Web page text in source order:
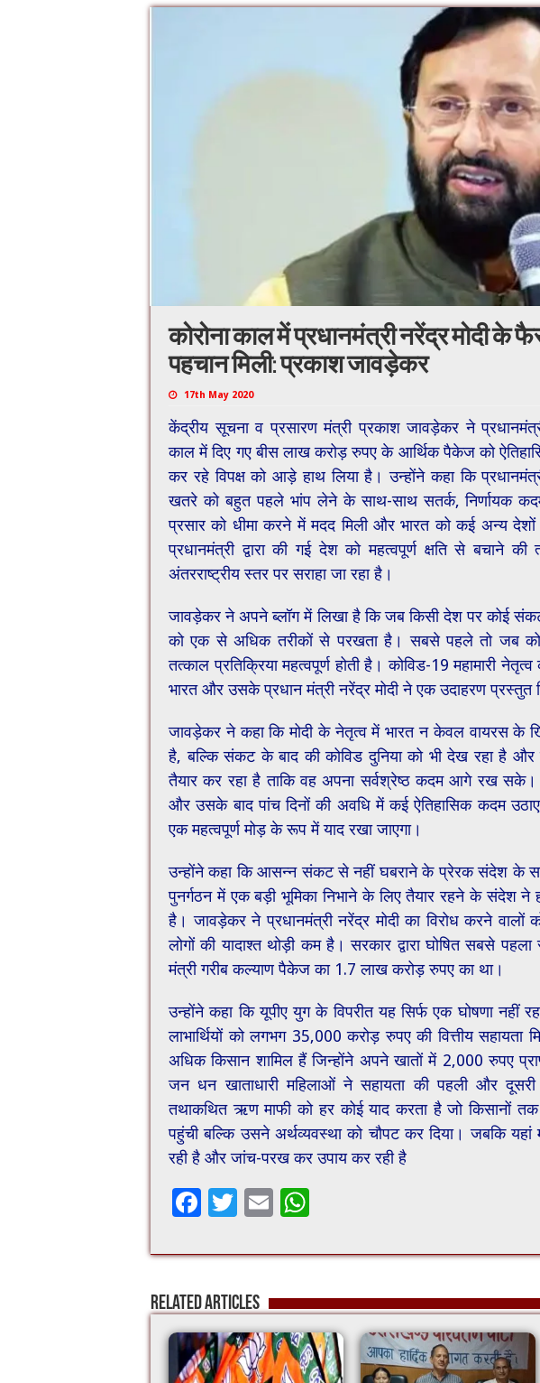
कोरोना काल में प्रधानमंत्री नरेंद्र मोदी
पहचान मिली: प्रकाश जावड़ेकर
17th May 2020
केंद्रीय सूचना व प्रसारण मंत्री प्रकाश जावड़ेकर ने
काल में दिए गए बीस लाख करोड़ रुपए के आर्थिक पैकेज को
कर रहे विपक्ष को आड़े हाथ लिया है। उन्होंने कहा कि
खतरे को बहुत पहले भांप लेने के साथ-साथ सतर्क, निर्णायक
प्रसार को धीमा करने में मदद मिली और भारत को कई अन्य
प्रधानमंत्री द्वारा की गई देश को महत्वपूर्ण क्षति से बचाने की
अंतरराष्ट्रीय स्तर पर सराहा जा रहा है।
जावड़ेकर ने अपने ब्लॉग में लिखा है कि जब किसी देश पर कोई
को एक से अधिक तरीकों से परखता है। सबसे पहले तो जब
तत्काल प्रतिक्रिया महत्वपूर्ण होती है। कोविड-19 महामारी नेतृत्व
भारत और उसके प्रधान मंत्री नरेंद्र मोदी ने एक उदाहरण प्रस्तुत
जावड़ेकर ने कहा कि मोदी के नेतृत्व में भारत न केवल वायरस के
है, बल्कि संकट के बाद की कोविड दुनिया को भी देख रहा है और
तैयार कर रहा है ताकि वह अपना सर्वश्रेष्ठ कदम आगे रख सके।
और उसके बाद पांच दिनों की अवधि में कई ऐतिहासिक कदम
एक महत्वपूर्ण मोड़ के रूप में याद रखा जाएगा।
उन्होंने कहा कि आसन्न संकट से नहीं घबराने के प्रेरक संदेश के
पुनर्गठन में एक बड़ी भूमिका निभाने के लिए तैयार रहने के संदेश ने
है। जावड़ेकर ने प्रधानमंत्री नरेंद्र मोदी का विरोध करने
लोगों की यादाश्त थोड़ी कम है। सरकार द्वारा घोषित सबसे
मंत्री गरीब कल्याण पैकेज का 1.7 लाख करोड़ रुपए का था।
उन्होंने कहा कि यूपीए युग के विपरीत यह सिर्फ एक घोषणा
लाभार्थियों को लगभग 35,000 करोड़ रुपए की वित्तीय
अधिक किसान शामिल हैं जिन्होंने अपने खातों में 2,000 रुपए
जन धन खाताधारी महिलाओं ने सहायता की पहली और
तथाकथित ऋण माफी को हर कोई याद करता है जो किसानों तक
पहुंची बल्कि उसने अर्थव्यवस्था को चौपट कर दिया। जबकि यहां
रही है और जांच-परख कर उपाय कर रही है
F
e
b
o
o
k
T
tt
er
E
ai
l
at
sA
p
p
Related Articles